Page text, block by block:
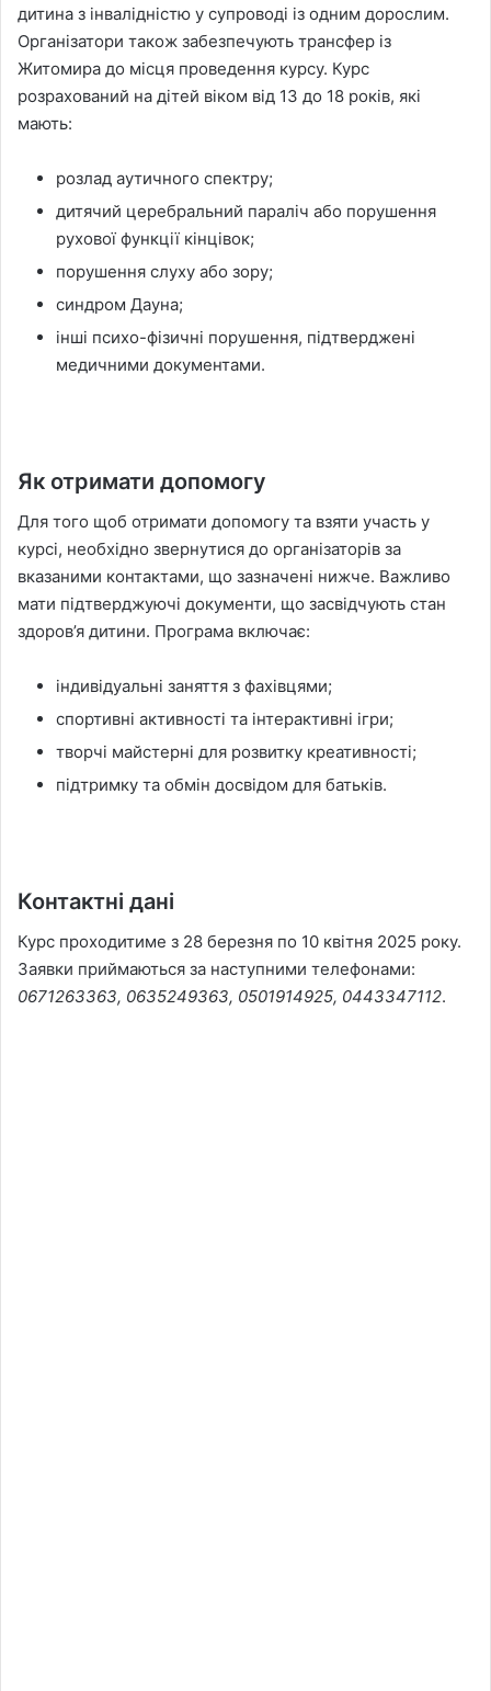
дитина з інвалідністю у супроводі із одним дорослим.
Організатори також забезпечують трансфер із
Житомира до місця проведення курсу. Курс
розрахований на дітей віком від 13 до 18 років, які
мають:
розлад аутичного спектру;
дитячий церебральний параліч або порушення
рухової функції кінцівок;
порушення слуху або зору;
синдром Дауна;
інші психо-фізичні порушення, підтверджені
медичними документами.
Як отримати допомогу
Для того щоб отримати допомогу та взяти участь у
курсі, необхідно звернутися до організаторів за
вказаними контактами, що зазначені нижче. Важливо
мати підтверджуючі документи, що засвідчують стан
здоров’я дитини. Програма включає:
індивідуальні заняття з фахівцями;
спортивні активності та інтерактивні ігри;
творчі майстерні для розвитку креативності;
підтримку та обмін досвідом для батьків.
Контактні дані
Курс проходитиме з 28 березня по 10 квітня 2025 року.
Заявки приймаються за наступними телефонами:
0671263363, 0635249363, 0501914925, 0443347112.